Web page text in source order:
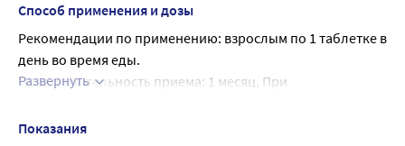
Способ применения и дозы
Рекомендации по применению: взрослым по 1 таблетке в
день во время еды.
Продолжительность приема: 1 месяц. При
Развернуть
Показания